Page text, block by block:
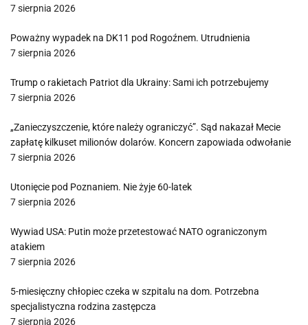
7 sierpnia 2026
Poważny wypadek na DK11 pod Rogoźnem. Utrudnienia
7 sierpnia 2026
Trump o rakietach Patriot dla Ukrainy: Sami ich potrzebujemy
7 sierpnia 2026
„Zanieczyszczenie, które należy ograniczyć”. Sąd nakazał Mecie
zapłatę kilkuset milionów dolarów. Koncern zapowiada odwołanie
7 sierpnia 2026
Utonięcie pod Poznaniem. Nie żyje 60-latek
7 sierpnia 2026
Wywiad USA: Putin może przetestować NATO ograniczonym
atakiem
7 sierpnia 2026
5-miesięczny chłopiec czeka w szpitalu na dom. Potrzebna
specjalistyczna rodzina zastępcza
7 sierpnia 2026